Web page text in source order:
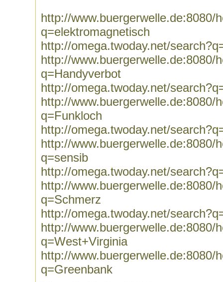
http://www.buergerwelle.de:8080/
q=elektromagnetisch
http://omega.twoday.net/
http://www.buergerwelle.de:8080/
q=Handyverbot
http://omega.twoday.net/
http://www.buergerwelle.de:8080/
q=Funkloch
http://omega.twoday.net/
http://www.buergerwelle.de:8080/
q=sensib
http://omega.twoday.net/
http://www.buergerwelle.de:8080/
q=Schmerz
http://omega.twoday.net/
http://www.buergerwelle.de:8080/
q=West+Virginia
http://www.buergerwelle.de:8080/
q=Greenbank